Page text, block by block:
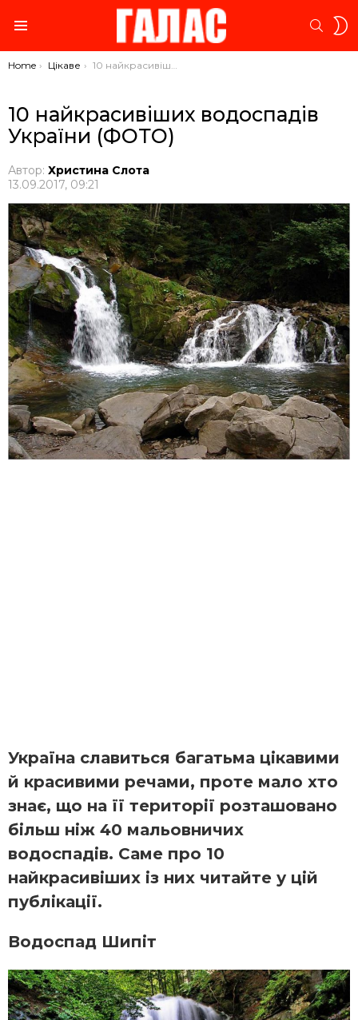
You are here:
Home Цікаве 10 найкрасивіших водоспадів України (ФОТО)
10 найкрасивіших водоспадів
України (ФОТО)
Автор: Христина Слота
13.09.2017, 09:21
Україна славиться багатьма цікавими
й красивими речами, проте мало хто
знає, що на її території розташовано
більш ніж 40 мальовничих
водоспадів. Саме про 10
найкрасивіших із них читайте у цій
публікації.
Водоспад Шипіт